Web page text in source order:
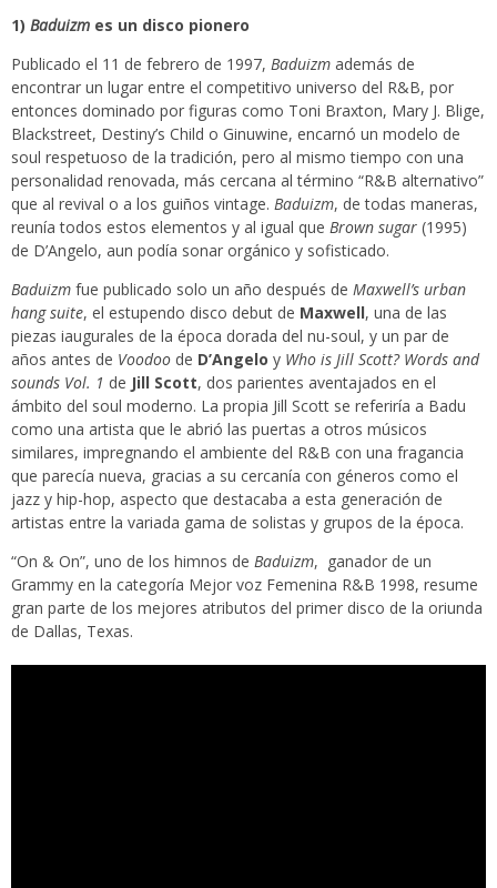
1) Baduizm es un disco pionero
Publicado el 11 de febrero de 1997, Baduizm además de
encontrar un lugar entre el competitivo universo del R&B, por
entonces dominado por figuras como Toni Braxton, Mary J. Blige,
Blackstreet, Destiny’s Child o Ginuwine, encarnó un modelo de
soul respetuoso de la tradición, pero al mismo tiempo con una
personalidad renovada, más cercana al término “R&B alternativo”
que al revival o a los guiños vintage. Baduizm, de todas maneras,
reunía todos estos elementos y al igual que Brown sugar (1995)
de D’Angelo, aun podía sonar orgánico y sofisticado.
Baduizm fue publicado solo un año después de Maxwell’s urban
hang suite, el estupendo disco debut de Maxwell, una de las
piezas iaugurales de la época dorada del nu-soul, y un par de
años antes de Voodoo de D’Angelo y Who is Jill Scott? Words and
sounds Vol. 1 de Jill Scott, dos parientes aventajados en el
ámbito del soul moderno. La propia Jill Scott se referiría a Badu
como una artista que le abrió las puertas a otros músicos
similares, impregnando el ambiente del R&B con una fragancia
que parecía nueva, gracias a su cercanía con géneros como el
jazz y hip-hop, aspecto que destacaba a esta generación de
artistas entre la variada gama de solistas y grupos de la época.
“On & On”, uno de los himnos de Baduizm, ganador de un
Grammy en la categoría Mejor voz Femenina R&B 1998, resume
gran parte de los mejores atributos del primer disco de la oriunda
de Dallas, Texas.